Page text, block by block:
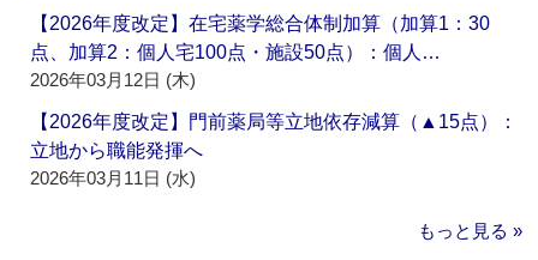
【2026年度改定】在宅薬学総合体制加算（加算1：30
点、加算2：個人宅100点・施設50点）：個人…
2026年03月12日 (木)
【2026年度改定】門前薬局等立地依存減算（▲15点）：
立地から職能発揮へ
2026年03月11日 (水)
もっと見る »